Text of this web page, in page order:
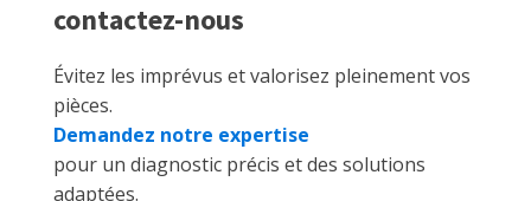
contactez-nous
Évitez les imprévus et valorisez pleinement vos
pièces.
Demandez notre expertise
pour un diagnostic précis et des solutions
adaptées.